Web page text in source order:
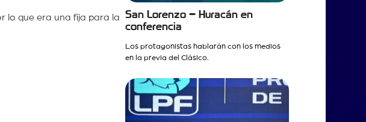
lo que era una fija para la
San Lorenzo – Huracán en
conferencia
Los protagonistas hablarán con los medios
en la previa del Clásico.